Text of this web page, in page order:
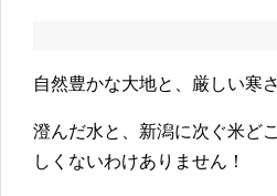
自然豊かな大地と、厳しい寒
澄んだ水と、新潟に次ぐ米ど
しくないわけありません！